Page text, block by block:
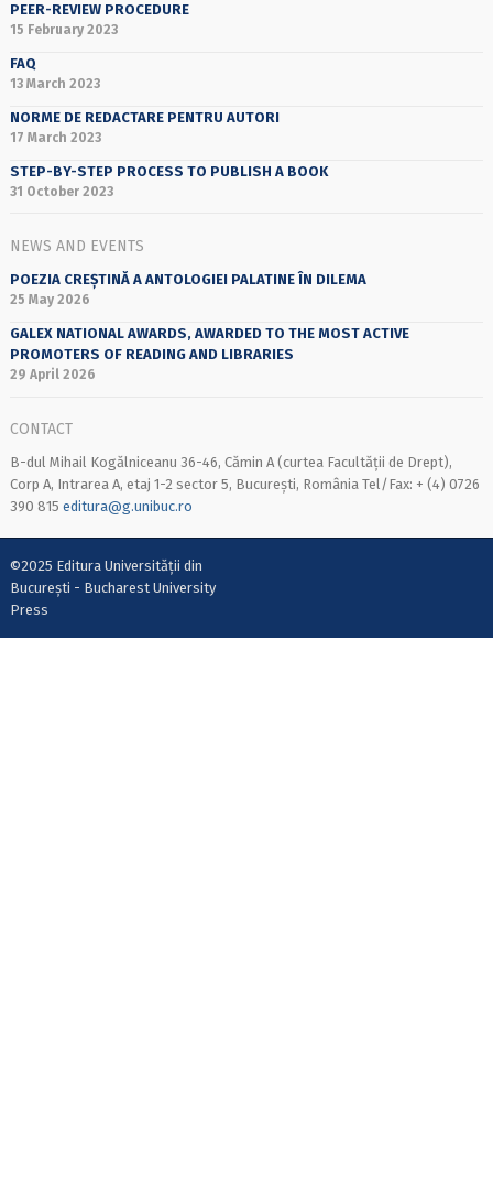
PEER-REVIEW PROCEDURE
15 February 2023
FAQ
13 March 2023
NORME DE REDACTARE PENTRU AUTORI
17 March 2023
STEP-BY-STEP PROCESS TO PUBLISH A BOOK
31 October 2023
NEWS AND EVENTS
POEZIA CREȘTINĂ A ANTOLOGIEI PALATINE ÎN DILEMA
25 May 2026
GALEX NATIONAL AWARDS, AWARDED TO THE MOST ACTIVE
PROMOTERS OF READING AND LIBRARIES
29 April 2026
CONTACT
B-dul Mihail Kogălniceanu 36-46, Cămin A (curtea Facultății de Drept),
Corp A, Intrarea A, etaj 1-2 sector 5, București, România Tel/Fax: + (4) 0726
390 815 editura@g.unibuc.ro
©2025 Editura Universității din
București - Bucharest University
Press